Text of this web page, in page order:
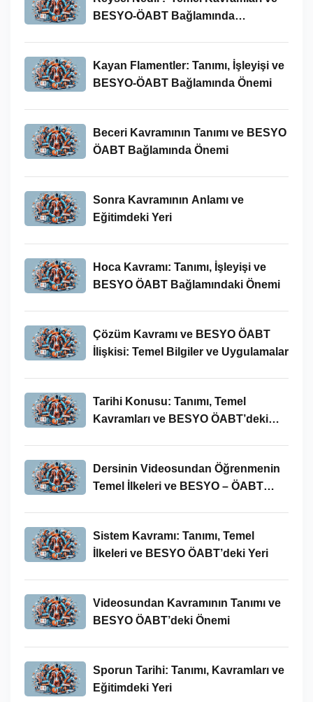
BESYO-ÖABT Bağlamında
Kayan Flamentler: Tanımı, İşleyişi ve
BESYO-ÖABT Bağlamında Önemi
Beceri Kavramının Tanımı ve BESYO
ÖABT Bağlamında Önemi
Sonra Kavramının Anlamı ve
Eğitimdeki Yeri
Hoca Kavramı: Tanımı, İşleyişi ve
BESYO ÖABT Bağlamındaki Önemi
Çözüm Kavramı ve BESYO ÖABT
İlişkisi: Temel Bilgiler ve Uygulamalar
Tarihi Konusu: Tanımı, Temel
Kavramları ve BESYO ÖABT’deki
Dersinin Videosundan Öğrenmenin
Temel İlkeleri ve BESYO – ÖABT
Sistem Kavramı: Tanımı, Temel
İlkeleri ve BESYO ÖABT’deki Yeri
Videosundan Kavramının Tanımı ve
BESYO ÖABT’deki Önemi
Sporun Tarihi: Tanımı, Kavramları ve
Eğitimdeki Yeri